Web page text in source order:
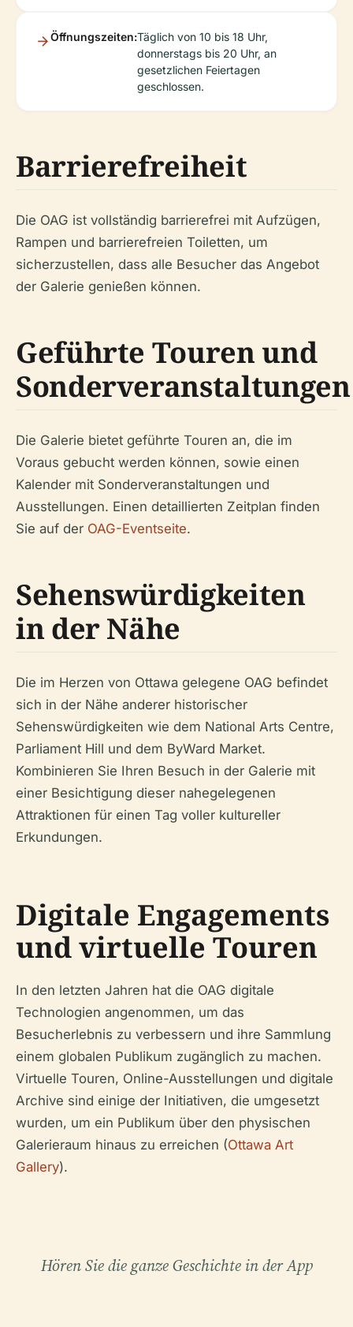
Öffnungszeiten:Täglich von 10 bis 18 Uhr,
donnerstags bis 20 Uhr, an
gesetzlichen Feiertagen
geschlossen.
Barrierefreiheit
Die OAG ist vollständig barrierefrei mit Aufzügen,
Rampen und barrierefreien Toiletten, um
sicherzustellen, dass alle Besucher das Angebot
der Galerie genießen können.
Geführte Touren und
Sonderveranstaltungen
Die Galerie bietet geführte Touren an, die im
Voraus gebucht werden können, sowie einen
Kalender mit Sonderveranstaltungen und
Ausstellungen. Einen detaillierten Zeitplan finden
Sie auf der OAG-Eventseite.
Sehenswürdigkeiten
in der Nähe
Die im Herzen von Ottawa gelegene OAG befindet
sich in der Nähe anderer historischer
Sehenswürdigkeiten wie dem National Arts Centre,
Parliament Hill und dem ByWard Market.
Kombinieren Sie Ihren Besuch in der Galerie mit
einer Besichtigung dieser nahegelegenen
Attraktionen für einen Tag voller kultureller
Erkundungen.
Digitale Engagements
und virtuelle Touren
In den letzten Jahren hat die OAG digitale
Technologien angenommen, um das
Besucherlebnis zu verbessern und ihre Sammlung
einem globalen Publikum zugänglich zu machen.
Virtuelle Touren, Online-Ausstellungen und digitale
Archive sind einige der Initiativen, die umgesetzt
wurden, um ein Publikum über den physischen
Galerieraum hinaus zu erreichen (Ottawa Art
Gallery).
Hören Sie die ganze Geschichte in der App